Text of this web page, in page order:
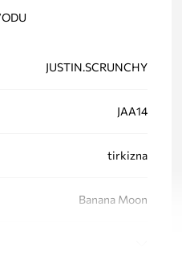
JUSTIN.SCRUNCHY
JAA14
tirkizna
Banana Moon